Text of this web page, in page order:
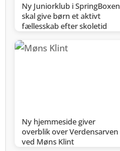
Ny Juniorklub i SpringBoxen
skal give børn et aktivt
fællesskab efter skoletid
Ny hjemmeside giver
overblik over Verdensarven
ved Møns Klint